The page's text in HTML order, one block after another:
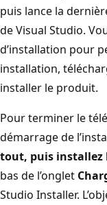
puis lance la
de Visual Studio.
d’installation pour
installation,
installer le produit.
Pour terminer le
démarrage de
tout, puis installez
bas de l’onglet
Studio Installer.